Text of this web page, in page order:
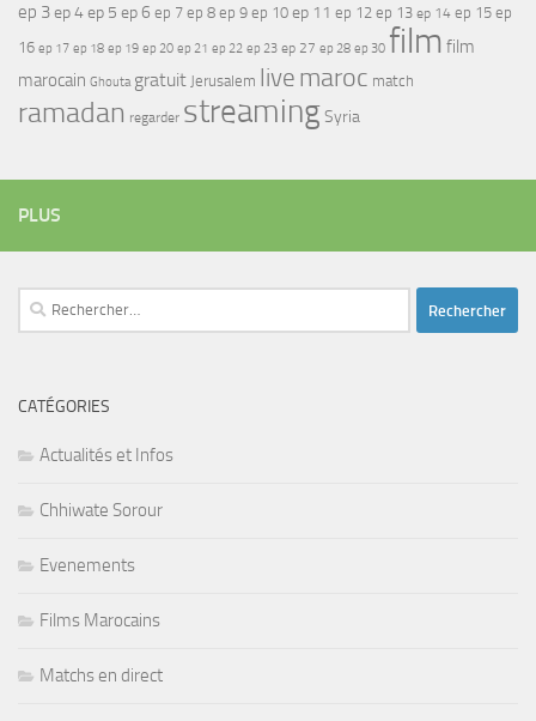
ep 3ep 4ep 5 ep 6 ep 7 ep 8 ep 9 ep 10 ep 11 ep 12 ep 13 ep 14 ep 15 ep
16 ep 17 ep 18 ep 19 ep 20 ep 21 ep 22 ep 23 ep 27 ep 28 ep 30 film film
marocain Ghouta gratuit Jerusalem live maroc match
ramadan regarder streamingSyria
PLUS
Rechercher :
CATÉGORIES
Actualités et Infos
Chhiwate Sorour
Evenements
Films Marocains
Matchs en direct